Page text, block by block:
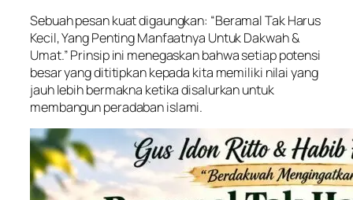
Sebuah pesan kuat digaungkan: “Beramal Tak Harus
Kecil, Yang Penting Manfaatnya Untuk Dakwah &
Umat.” Prinsip ini menegaskan bahwa setiap potensi
besar yang dititipkan kepada kita memiliki nilai yang
jauh lebih bermakna ketika disalurkan untuk
membangun peradaban islami.